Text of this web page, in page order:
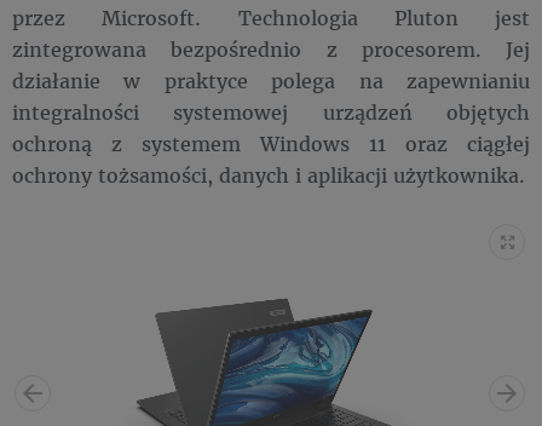
przez Microsoft. Technologia Pluton jest
zintegrowana bezpośrednio z procesorem. Jej
działanie w praktyce polega na zapewnianiu
integralności systemowej urządzeń objętych
ochroną z systemem Windows 11 oraz ciągłej
ochrony tożsamości, danych i aplikacji użytkownika.